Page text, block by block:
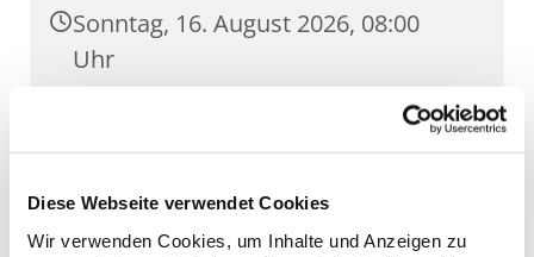
Diese Webseite verwendet Cookies
Wir verwenden Cookies, um Inhalte und Anzeigen zu
Sonntag, 16. August 2026, 08:00
Uhr
St. Ursula, Anger 5, 99084 Erfurt